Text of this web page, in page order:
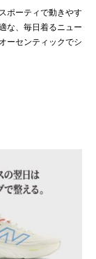
ポーティで動きやす
な、毎日着るニュー
ーセンティックでシ